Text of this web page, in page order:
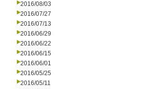
2016/08/03
2016/07/27
2016/07/13
2016/06/29
2016/06/22
2016/06/15
2016/06/01
2016/05/25
2016/05/11